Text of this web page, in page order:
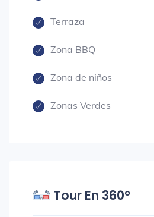
Terraza
Zona BBQ
Zona de niños
Zonas Verdes
Tour En 360°